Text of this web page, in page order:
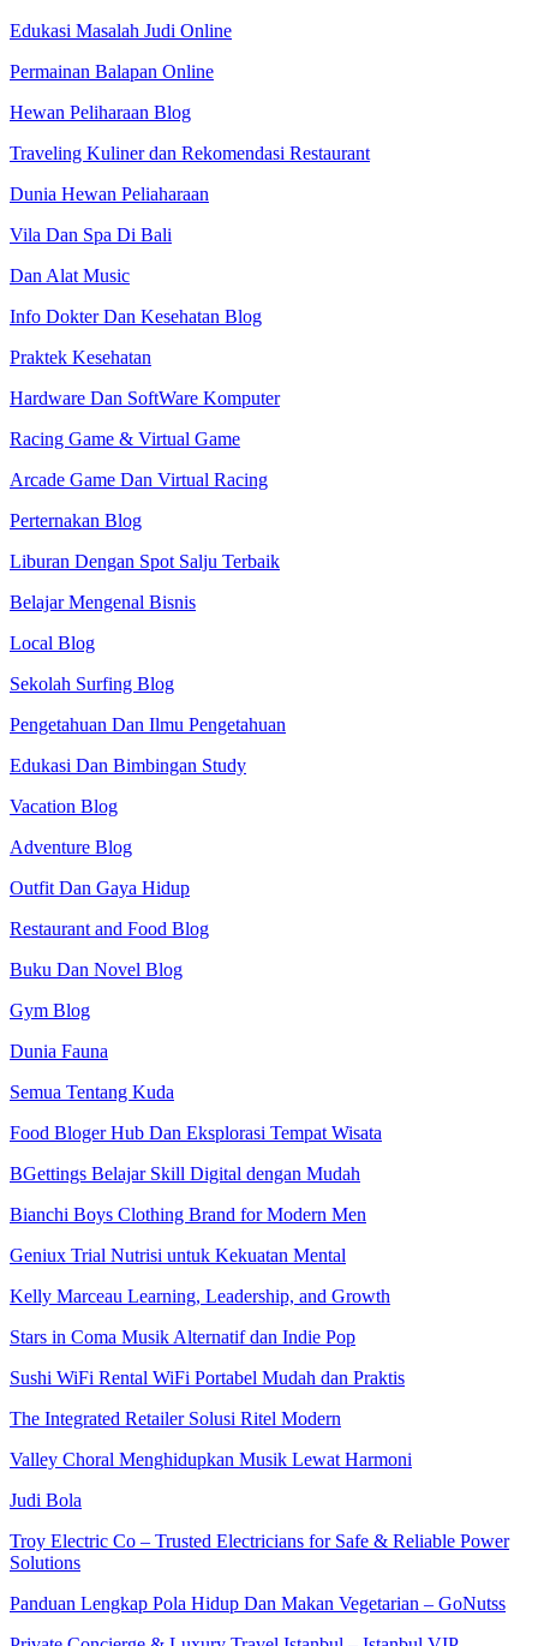
Edukasi Masalah Judi Online
Permainan Balapan Online
Hewan Peliharaan Blog
Traveling Kuliner dan Rekomendasi Restaurant
Dunia Hewan Peliaharaan
Vila Dan Spa Di Bali
Dan Alat Music
Info Dokter Dan Kesehatan Blog
Praktek Kesehatan
Hardware Dan SoftWare Komputer
Racing Game & Virtual Game
Arcade Game Dan Virtual Racing
Perternakan Blog
Liburan Dengan Spot Salju Terbaik
Belajar Mengenal Bisnis
Local Blog
Sekolah Surfing Blog
Pengetahuan Dan Ilmu Pengetahuan
Edukasi Dan Bimbingan Study
Vacation Blog
Adventure Blog
Outfit Dan Gaya Hidup
Restaurant and Food Blog
Buku Dan Novel Blog
Gym Blog
Dunia Fauna
Semua Tentang Kuda
Food Bloger Hub Dan Eksplorasi Tempat Wisata
BGettings Belajar Skill Digital dengan Mudah
Bianchi Boys Clothing Brand for Modern Men
Geniux Trial Nutrisi untuk Kekuatan Mental
Kelly Marceau Learning, Leadership, and Growth
Stars in Coma Musik Alternatif dan Indie Pop
Sushi WiFi Rental WiFi Portabel Mudah dan Praktis
The Integrated Retailer Solusi Ritel Modern
Valley Choral Menghidupkan Musik Lewat Harmoni
Judi Bola
Troy Electric Co – Trusted Electricians for Safe & Reliable Power
Solutions
Panduan Lengkap Pola Hidup Dan Makan Vegetarian – GoNutss